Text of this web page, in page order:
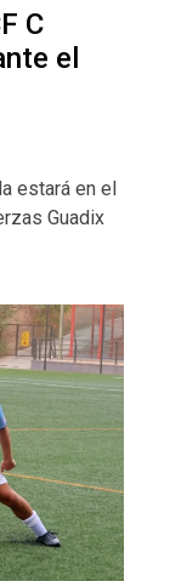
C
el
estará en el
Guadix